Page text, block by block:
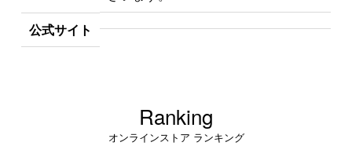
公式サイト
Ranking
オンラインストア ランキング